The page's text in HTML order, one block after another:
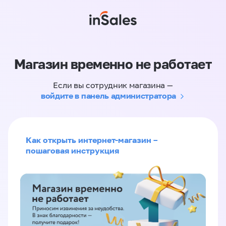
Магазин временно не работает
Если вы сотрудник магазина —
войдите в панель администратора
Как открыть интернет-магазин –
пошаговая инструкция